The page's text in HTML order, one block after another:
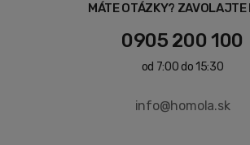
MÁTE OTÁZKY? ZAVOLAJTE
0905 200 100
od 7:00 do 15:30
info@homola.sk